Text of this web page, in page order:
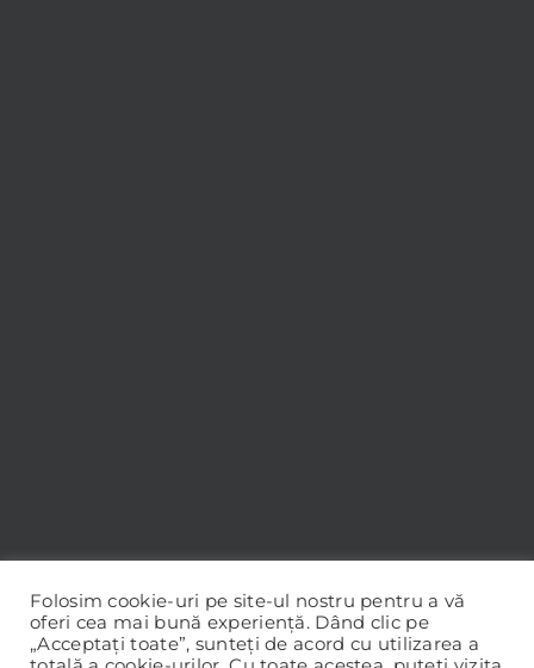
Folosim cookie-uri pe site-ul nostru pentru a vă
oferi cea mai bună experiență. Dând clic pe
„Acceptați toate”, sunteți de acord cu utilizarea a